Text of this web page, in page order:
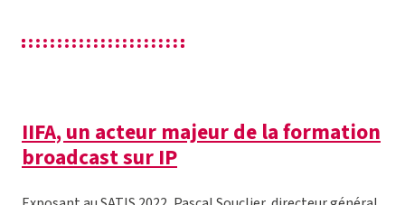
IIFA, un acteur majeur de la formation
broadcast sur IP